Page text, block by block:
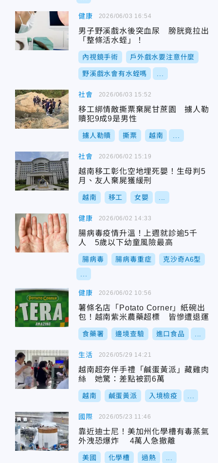
健康
男子野溪戲水後突血尿 膀胱竟拉出
「整條活水蛭」！
內視鏡手術 戶外戲水要注意什麼
野溪戲水會有水蛭嗎
2026/06/03 16:54
社會
移工綁情敵撕票棄屍甘蔗園 擄人勒
贖犯9成9是男性
擄人勒贖 撕票 越南
2026/06/03 15:52
社會
越南移工彰化空地埋死嬰！生母判5
月、友人棄屍獲緩刑
越南 移工 女嬰
2026/06/02 15:19
健康
腸病毒疫情升溫！上週就診逾5千
人 5歲以下幼童風險最高
腸病毒 腸病毒重症 克沙奇A6型
2026/06/02 14:33
健康
薯條名店「Potato Corner」紙碗出
包！越南紫米農藥超標 皆慘遭退運
食藥署 邊境查驗 進口食品
2026/06/02 10:56
生活
越南超夯伴手禮「鹹蛋黃派」藏雞肉
絲 她驚：差點被罰6萬
越南 鹹蛋黃派 入境檢疫
2026/05/29 14:21
國際
靠近迪士尼！美加州化學槽有毒蒸氣
外洩恐爆炸 4萬人急撤離
美國 化學槽 過熱
2026/05/23 11:46